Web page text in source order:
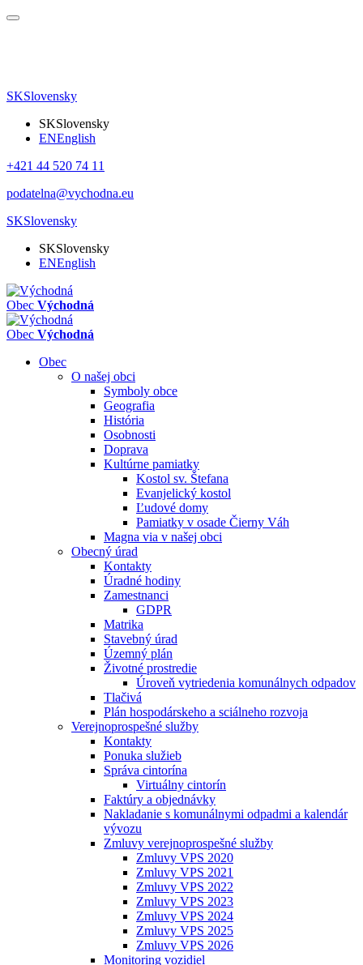
SKSlovensky
SKSlovensky
ENEnglish
+421 44 520 74 11
podatelna@vychodna.eu
SKSlovensky
SKSlovensky
ENEnglish
Obec Východná
Obec Východná
Obec
O našej obci
Symboly obce
Geografia
História
Osobnosti
Doprava
Kultúrne pamiatky
Kostol sv. Štefana
Evanjelický kostol
Ľudové domy
Pamiatky v osade Čierny Váh
Magna via v našej obci
Obecný úrad
Kontakty
Úradné hodiny
Zamestnanci
GDPR
Matrika
Stavebný úrad
Územný plán
Životné prostredie
Úroveň vytriedenia komunálnych odpadov
Tlačivá
Plán hospodárskeho a sciálneho rozvoja
Verejnoprospešné služby
Kontakty
Ponuka služieb
Správa cintorína
Virtuálny cintorín
Faktúry a objednávky
Nakladanie s komunálnymi odpadmi a kalendár
vývozu
Zmluvy verejnoprospešné služby
Zmluvy VPS 2020
Zmluvy VPS 2021
Zmluvy VPS 2022
Zmluvy VPS 2023
Zmluvy VPS 2024
Zmluvy VPS 2025
Zmluvy VPS 2026
Monitoring vozidiel